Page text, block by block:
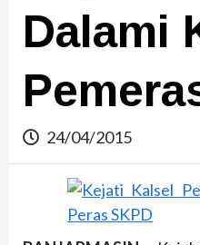
Dalami
24/04/2015